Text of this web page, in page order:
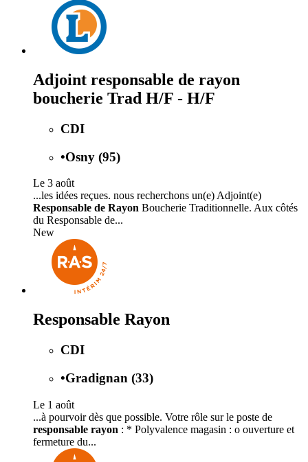
Adjoint responsable de rayon
boucherie Trad H/F - H/F
CDI
•Osny (95)
Le 3 août
...les idées reçues. nous recherchons un(e) Adjoint(e)
Responsable de Rayon Boucherie Traditionnelle. Aux côtés
du Responsable de...
New
Responsable Rayon
CDI
•Gradignan (33)
Le 1 août
...à pourvoir dès que possible. Votre rôle sur le poste de
responsable rayon : * Polyvalence magasin : o ouverture et
fermeture du...